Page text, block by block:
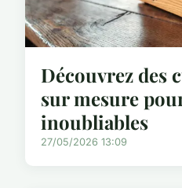
Découvrez des
sur mesure
inoubliables
27/05/2026 13:09